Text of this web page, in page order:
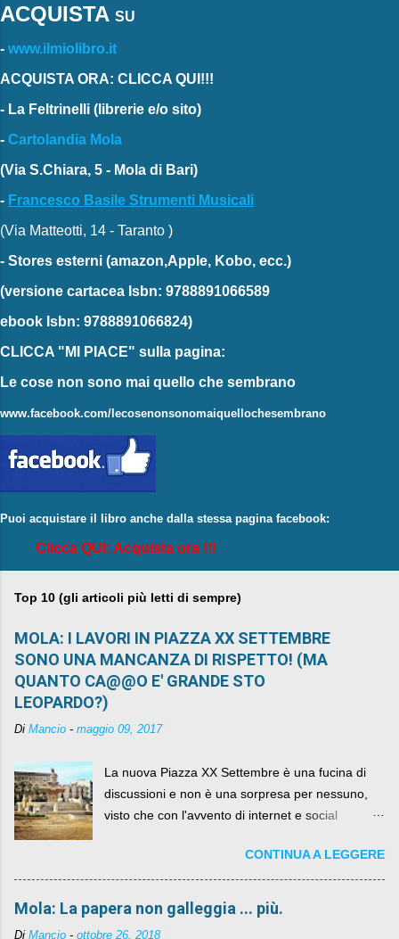
ACQUISTA SU
- www.ilmiolibro.it
ACQUISTA ORA: CLICCA QUI!!!
- La Feltrinelli (librerie e/o sito)
- Cartolandia Mola
(Via S.Chiara, 5 - Mola di Bari)
- Francesco Basile Strumenti Musicali
(Via Matteotti, 14 - Taranto )
- Stores esterni (amazon,Apple, Kobo, ecc.)
(versione cartacea Isbn: 9788891066589
ebook Isbn: 9788891066824)
CLICCA "MI PIACE" sulla pagina:
Le cose non sono mai quello che sembrano
www.facebook.com/lecosenonsonomaiquellochesembrano
Puoi acquistare il libro anche dalla stessa pagina facebook:
Clicca QUI: Acquista ora !!!
Top 10 (gli articoli più letti di sempre)
MOLA: I LAVORI IN PIAZZA XX SETTEMBRE
SONO UNA MANCANZA DI RISPETTO! (MA
QUANTO CA@@O E' GRANDE STO
LEOPARDO?)
Di Mancio - maggio 09, 2017
La nuova Piazza XX Settembre è una fucina di
discussioni e non è una sorpresa per nessuno,
visto che con l'avvento di internet e social
sua lasciandone anche traccia scritta nel web.
CONTINUA A LEGGERE
Mola: La papera non galleggia ... più.
Di Mancio - ottobre 26, 2018